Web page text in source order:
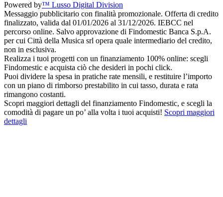
Powered by™ Lusso Digital Division
Messaggio pubblicitario con finalità promozionale. Offerta di credito
finalizzato, valida dal 01/01/2026 al 31/12/2026. IEBCC nel
percorso online. Salvo approvazione di Findomestic Banca S.p.A.
per cui Città della Musica srl opera quale intermediario del credito,
non in esclusiva.
Realizza i tuoi progetti con un finanziamento 100% online: scegli
Findomestic e acquista ciò che desideri in pochi click.
Puoi dividere la spesa in pratiche rate mensili, e restituire l’importo
con un piano di rimborso prestabilito in cui tasso, durata e rata
rimangono costanti.
Scopri maggiori dettagli del finanziamento Findomestic, e scegli la
comodità di pagare un po’ alla volta i tuoi acquisti! Scopri maggiori
dettagli